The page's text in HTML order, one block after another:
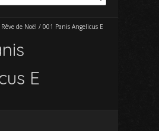
Rêve de Noël / 001 Panis Angelicus E
E